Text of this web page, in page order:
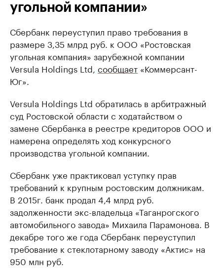
угольной компании»
Сбербанк переуступил право требования в
размере 3,35 млрд руб. к ООО «Ростовская
угольная компания» зарубежной компании
Versula Holdings Ltd, сообщает «Коммерсант-
Юг».
Versula Holdings Ltd обратилась в арбитражный
суд Ростовской области с ходатайством о
замене Сбербанка в реестре кредиторов ООО и
намерена определять ход конкурсного
производства угольной компании.
Сбербанк уже практиковал уступку прав
требований к крупным ростовским должникам.
В 2015г. банк продал 4,4 млрд руб.
задолженности экс-владельца «Таганрогского
автомобильного завода» Михаила Парамонова. В
декабре того же года Сбербанк переуступил
требование к стеклотарному заводу «Актис» на
950 млн руб.